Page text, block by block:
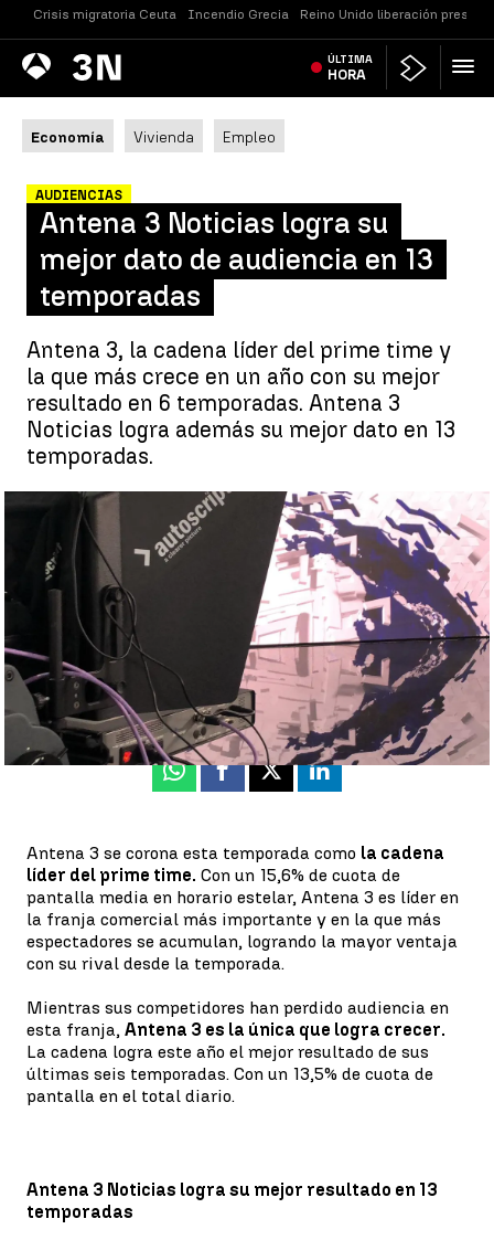
Crisis migratoria Ceuta Incendio Grecia Reino Unido liberación presos
Antena
3 Noticias ÚLTIMA
HORA
Economía Vivienda Empleo
AUDIENCIAS
Antena 3 Noticias logra su
mejor dato de audiencia en 13
temporadas
Antena 3, la cadena líder del prime time y
la que más crece en un año con su mejor
resultado en 6 temporadas. Antena 3
Noticias logra además su mejor dato en 13
temporadas.
Antena 3 Noticias logra su mejor dato en 13 temporadas |
Antena 3 Noticias
Antena 3 Noticias
Actualizado:
01 de julio de 2021, 13:27
Publicado:01 de julio de 2021, 13:26
Whatsapp
Facebook
X Linkedin
Antena 3 se corona esta temporada como la cadena
líder del prime time. Con un 15,6% de cuota de
pantalla media en horario estelar, Antena 3 es líder en
la franja comercial más importante y en la que más
espectadores se acumulan, logrando la mayor ventaja
con su rival desde la temporada.
Mientras sus competidores han perdido audiencia en
esta franja, Antena 3 es la única que logra crecer.
La cadena logra este año el mejor resultado de sus
últimas seis temporadas. Con un 13,5% de cuota de
pantalla en el total diario.
Antena 3 Noticias logra su mejor resultado en 13
temporadas